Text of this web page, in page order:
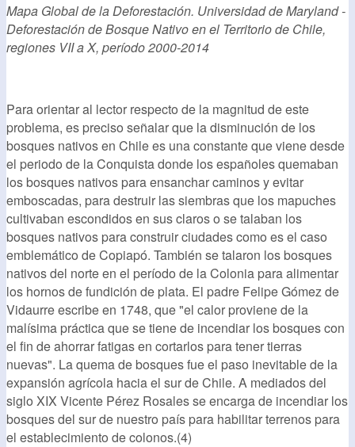
Mapa Global de la Deforestación. Universidad de Maryland -
Deforestación de Bosque Nativo en el Territorio de Chile,
regiones VII a X, período 2000-2014
Para orientar al lector respecto de la magnitud de este
problema, es preciso señalar que la disminución de los
bosques nativos en Chile es una constante que viene desde
el periodo de la Conquista donde los españoles quemaban
los bosques nativos para ensanchar caminos y evitar
emboscadas, para destruir las siembras que los mapuches
cultivaban escondidos en sus claros o se talaban los
bosques nativos para construir ciudades como es el caso
emblemático de Copiapó. También se talaron los bosques
nativos del norte en el período de la Colonia para alimentar
los hornos de fundición de plata. El padre Felipe Gómez de
Vidaurre escribe en 1748, que "el calor proviene de la
malísima práctica que se tiene de incendiar los bosques con
el fin de ahorrar fatigas en cortarlos para tener tierras
nuevas". La quema de bosques fue el paso inevitable de la
expansión agrícola hacia el sur de Chile. A mediados del
siglo XIX Vicente Pérez Rosales se encarga de incendiar los
bosques del sur de nuestro país para habilitar terrenos para
el establecimiento de colonos.(4)